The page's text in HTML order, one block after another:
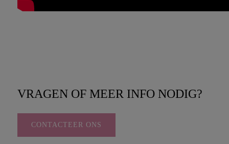
VRAGEN OF MEER INFO NODIG?
CONTACTEER ONS